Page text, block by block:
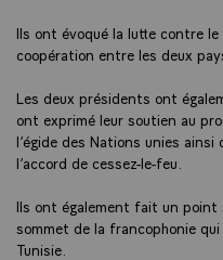
Ils ont évoqué la lutte contre
coopération entre les deux
Les deux présidents ont
ont exprimé leur soutien au
l’égide des Nations unies
l’accord de cessez-le-feu.
Ils ont également fait un
sommet de la francophonie
Tunisie.